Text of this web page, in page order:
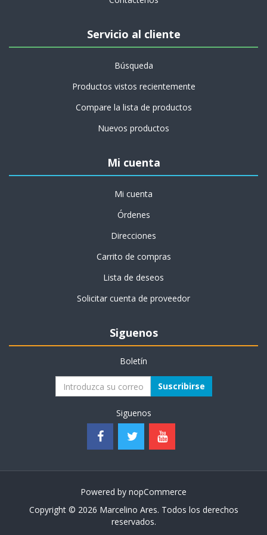
Servicio al cliente
Búsqueda
Productos vistos recientemente
Compare la lista de productos
Nuevos productos
Mi cuenta
Mi cuenta
Órdenes
Direcciones
Carrito de compras
Lista de deseos
Solicitar cuenta de proveedor
Siguenos
Boletín
Suscribirse
Siguenos
Powered by nopCommerce
Copyright © 2026 Marcelino Ares. Todos los derechos
reservados.